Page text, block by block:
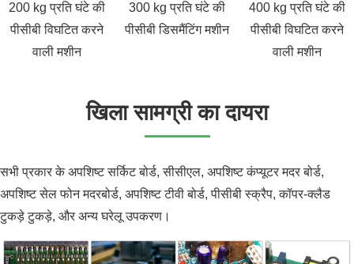
200 kg प्रति घंटे की
पीसीबी विघटित करने
वाली मशीन
300 kg प्रति घंटे की
पीसीबी डिसमैंटिंग मशीन
400 kg प्रति घंटे की
पीसीबी विघटित करने
वाली मशीन
खिला सामग्री का दायरा
सभी प्रकार के अपशिष्ट सर्किट बोर्ड, सीसीएल, अपशिष्ट कंप्यूटर मदर बोर्ड,
अपशिष्ट सेल फोन मदरबोर्ड, अपशिष्ट टीवी बोर्ड, पीसीबी स्क्रैप, कॉपर-क्लैड
टुकड़े टुकड़े, और अन्य घरेलू उपकरण।